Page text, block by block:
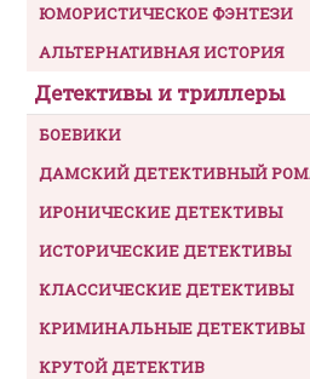
ЮМОРИСТИЧЕСКОЕ ФЭНТЕЗИ
АЛЬТЕРНАТИВНАЯ ИСТОРИЯ
Детективы и триллеры
БОЕВИКИ
ДАМСКИЙ ДЕТЕКТИВНЫЙ
ИРОНИЧЕСКИЕ ДЕТЕКТИВЫ
ИСТОРИЧЕСКИЕ ДЕТЕКТИВЫ
КЛАССИЧЕСКИЕ ДЕТЕКТИВЫ
КРИМИНАЛЬНЫЕ ДЕТЕКТИВЫ
КРУТОЙ ДЕТЕКТИВ